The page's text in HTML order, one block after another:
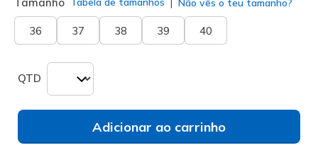
Não vês o teu tamanho?
36 37 38 39 40
QTD
Adicionar ao carrinho